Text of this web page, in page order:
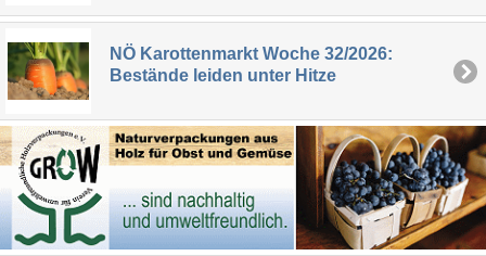
NÖ Karottenmarkt Woche 32/2026:
Bestände leiden unter Hitze